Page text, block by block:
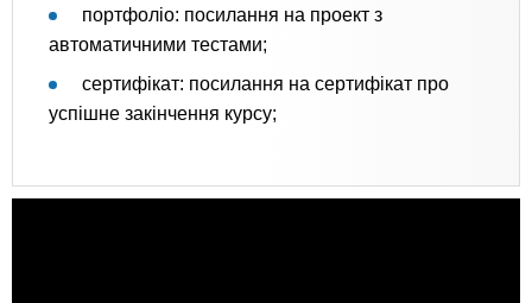
портфоліо: посилання на проект з
автоматичними тестами;
сертифікат: посилання на сертифікат про
успішне закінчення курсу;